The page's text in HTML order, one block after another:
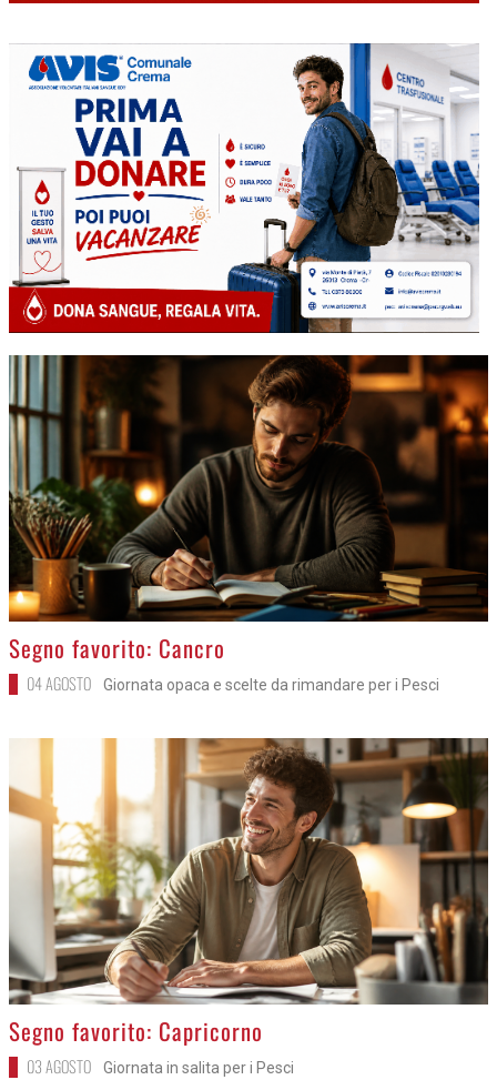
>
Segno favorito: Cancro
04 AGOSTO Giornata opaca e scelte da rimandare per i Pesci
>
Segno favorito: Capricorno
03 AGOSTO Giornata in salita per i Pesci